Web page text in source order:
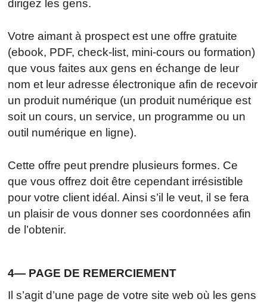
dirigez les gens.
Votre aimant à prospect est une offre gratuite
(ebook, PDF, check-list, mini-cours ou formation)
que vous faites aux gens en échange de leur
nom et leur adresse électronique afin de recevoir
un produit numérique (un produit numérique est
soit un cours, un service, un programme ou un
outil numérique en ligne).
Cette offre peut prendre plusieurs formes. Ce
que vous offrez doit être cependant irrésistible
pour votre client idéal. Ainsi s’il le veut, il se fera
un plaisir de vous donner ses coordonnées afin
de l’obtenir.
4— PAGE DE REMERCIEMENT
Il s’agit d’une page de votre site web où les gens